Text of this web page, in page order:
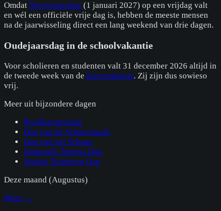
Omdat Nieuwjaarsdag (1 januari 2027) op een vrijdag valt
en wél een officiële vrije dag is, hebben de meeste mensen
na de jaarwisseling direct een lang weekend van drie dagen.
Oudejaarsdag in de schoolvakantie
Voor scholieren en studenten valt 31 december 2026 altijd in
de tweede week van de kerstvakantie. Zij zijn dus sowieso
vrij.
Meer uit bijzondere dagen
Roodharigendag
Dag van de Schoonmaak
Dag van het Schaap
Nationale Topless Dag
Naakte Tuinieren Dag
Deze maand (Augustus)
Meer →